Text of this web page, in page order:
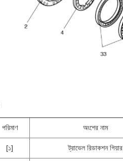
পরিমাণ অংশের নাম
[১] ট্রাভেল রিডাকশন গিয়ার